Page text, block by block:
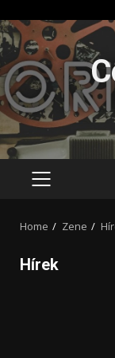
Skip
to
content
PRIMARY
Home Zene
Hírek